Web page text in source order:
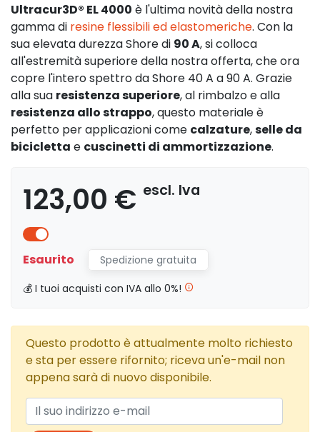
Ultracur3D® EL 4000 è l'ultima novità della nostra
gamma di resine flessibili ed elastomeriche. Con la
sua elevata durezza Shore di 90 A, si colloca
all'estremità superiore della nostra offerta, che ora
copre l'intero spettro da Shore 40 A a 90 A. Grazie
alla sua resistenza superiore, al rimbalzo e alla
resistenza allo strappo, questo materiale è
perfetto per applicazioni come calzature,selle da
bicicletta e cuscinetti di ammortizzazione.
123,00 € escl. Iva
Esaurito
Spedizione gratuita
💰 I tuoi acquisti con IVA allo 0%!
Questo prodotto è attualmente molto richiesto
e sta per essere rifornito; riceva un'e-mail non
appena sarà di nuovo disponibile.